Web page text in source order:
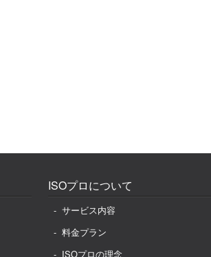
ISOプロについて
サービス内容
料金プラン
ISOプロの理念